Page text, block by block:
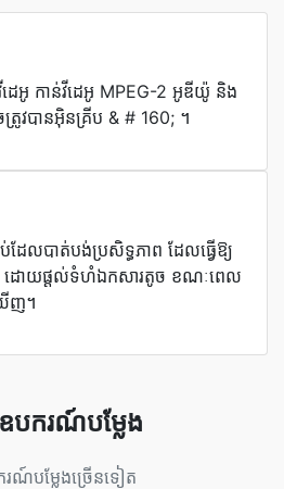
ដេអូ កាន់​វីដេអូ MPEG-2 អូឌីយ៉ូ និង​
វ​បាន​អ៊ិនគ្រីប & # 160; ។
ប់ដែលបាត់បង់ប្រសិទ្ធភាព ដែលធ្វើឱ្យ
ដោយផ្តល់ទំហំឯកសារតូច ខណៈពេល
ញ។
បករណ៍បម្លែង
ណ៍បម្លែងច្រើនទៀត